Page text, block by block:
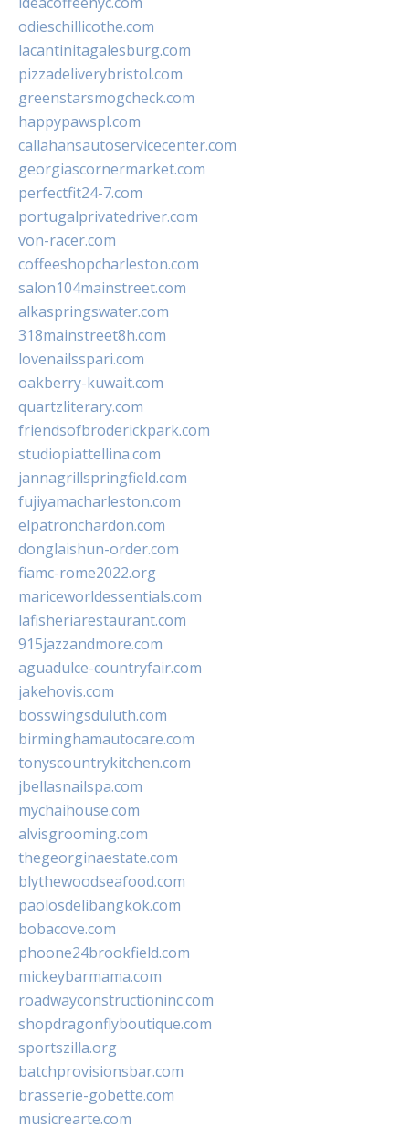
odieschillicothe.com
lacantinitagalesburg.com
pizzadeliverybristol.com
greenstarsmogcheck.com
happypawspl.com
callahansautoservicecenter.com
georgiascornermarket.com
perfectfit24-7.com
portugalprivatedriver.com
von-racer.com
coffeeshopcharleston.com
salon104mainstreet.com
alkaspringswater.com
318mainstreet8h.com
lovenailsspari.com
oakberry-kuwait.com
quartzliterary.com
friendsofbroderickpark.com
studiopiattellina.com
jannagrillspringfield.com
fujiyamacharleston.com
elpatronchardon.com
donglaishun-order.com
fiamc-rome2022.org
mariceworldessentials.com
lafisheriarestaurant.com
915jazzandmore.com
aguadulce-countryfair.com
jakehovis.com
bosswingsduluth.com
birminghamautocare.com
tonyscountrykitchen.com
jbellasnailspa.com
mychaihouse.com
alvisgrooming.com
thegeorginaestate.com
blythewoodseafood.com
paolosdelibangkok.com
bobacove.com
phoone24brookfield.com
mickeybarmama.com
roadwayconstructioninc.com
shopdragonflyboutique.com
sportszilla.org
batchprovisionsbar.com
brasserie-gobette.com
musicrearte.com